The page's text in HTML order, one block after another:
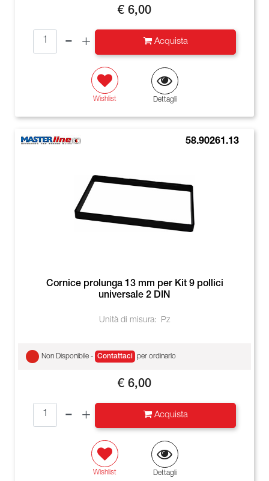
€ 6,00
Acquista
Wishlist Dettagli
58.90261.13
Cornice prolunga 13 mm per Kit 9 pollici
universale 2 DIN
Unità di misura: Pz
Non Disponibile - Contattaci per ordinarlo
€ 6,00
Acquista
Wishlist Dettagli